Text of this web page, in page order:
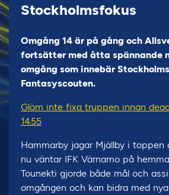
Stockholmsfokus
Omgång 14 är på gång och
fortsätter med åtta spännande
omgång som innebär
Fantasyscouten.
Glöm inte fixa truppen innan
14.55
Hammarby jagar Mjällby i toppen
nu väntar IFK Värnamo på
Tounekti gjorde både mål och
omgången och kan bidra med